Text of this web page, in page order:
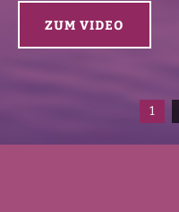
ZUM VIDEO
1